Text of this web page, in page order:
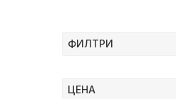
ФИЛТРИ
ЦЕНА